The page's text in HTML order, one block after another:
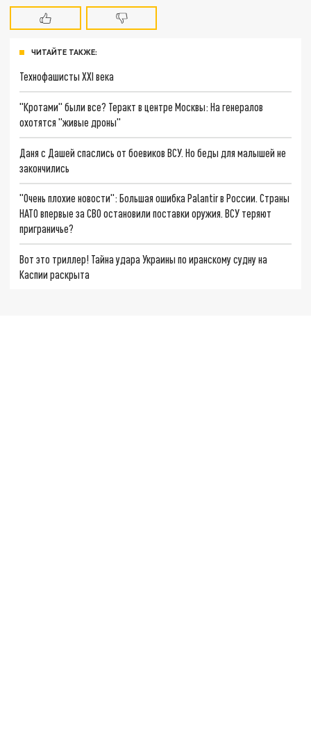
ЧИТАЙТЕ ТАКЖЕ:
Технофашисты XXI века
"Кротами" были все? Теракт в центре Москвы: На генералов
охотятся "живые дроны"
Даня с Дашей спаслись от боевиков ВСУ. Но беды для малышей не
закончились
"Очень плохие новости": Большая ошибка Palantir в России. Страны
НАТО впервые за СВО остановили поставки оружия. ВСУ теряют
приграничье?
Вот это триллер! Тайна удара Украины по иранскому судну на
Каспии раскрыта